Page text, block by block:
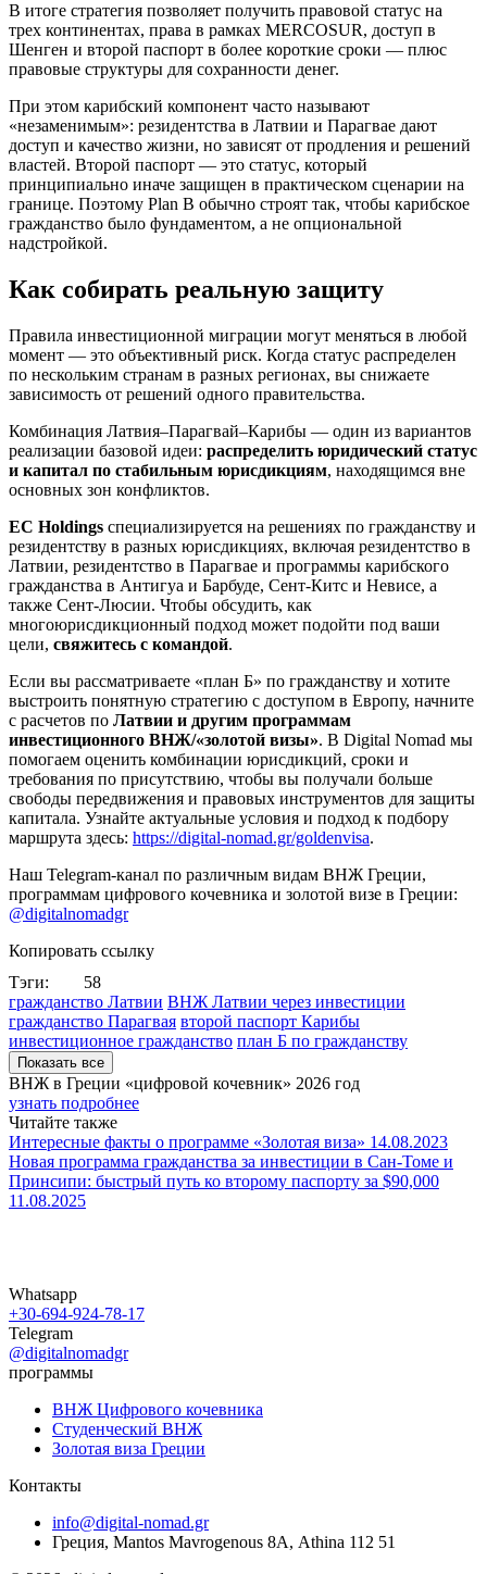
В итоге стратегия позволяет получить правовой статус на
трех континентах, права в рамках MERCOSUR, доступ в
Шенген и второй паспорт в более короткие сроки — плюс
правовые структуры для сохранности денег.
При этом карибский компонент часто называют
«незаменимым»: резидентства в Латвии и Парагвае дают
доступ и качество жизни, но зависят от продления и решений
властей. Второй паспорт — это статус, который
принципиально иначе защищен в практическом сценарии на
границе. Поэтому Plan B обычно строят так, чтобы карибское
гражданство было фундаментом, а не опциональной
надстройкой.
Как собирать реальную защиту
Правила инвестиционной миграции могут меняться в любой
момент — это объективный риск. Когда статус распределен
по нескольким странам в разных регионах, вы снижаете
зависимость от решений одного правительства.
Комбинация Латвия–Парагвай–Карибы — один из вариантов
реализации базовой идеи: распределить юридический статус
и капитал по стабильным юрисдикциям, находящимся вне
основных зон конфликтов.
EC Holdings специализируется на решениях по гражданству и
резидентству в разных юрисдикциях, включая резидентство в
Латвии, резидентство в Парагвае и программы карибского
гражданства в Антигуа и Барбуде, Сент-Китс и Невисе, а
также Сент-Люсии. Чтобы обсудить, как
многоюрисдикционный подход может подойти под ваши
цели, свяжитесь с командой.
Если вы рассматриваете «план Б» по гражданству и хотите
выстроить понятную стратегию с доступом в Европу, начните
с расчетов по Латвии и другим программам
инвестиционного ВНЖ/«золотой визы». В Digital Nomad мы
помогаем оценить комбинации юрисдикций, сроки и
требования по присутствию, чтобы вы получали больше
свободы передвижения и правовых инструментов для защиты
капитала. Узнайте актуальные условия и подход к подбору
маршрута здесь: https://digital-nomad.gr/goldenvisa.
Наш Telegram-канал по различным видам ВНЖ Греции,
программам цифрового кочевника и золотой визе в Греции:
@digitalnomadgr
Копировать ссылку
Тэги:
58
гражданство Латвии ВНЖ Латвии через инвестиции
гражданство Парагвая второй паспорт Карибы
инвестиционное гражданство план Б по гражданству
Показать все
ВНЖ в Греции «цифровой кочевник» 2026 год
узнать подробнее
Читайте также
Интересные факты о программе «Золотая виза» 14.08.2023
Новая программа гражданства за инвестиции в Сан-Томе и
Принсипи: быстрый путь ко второму паспорту за $90,000
11.08.2025
Whatsapp
+30-694-924-78-17
Telegram
@digitalnomadgr
программы
ВНЖ Цифрового кочевника
Студенческий ВНЖ
Золотая виза Греции
Контакты
info@digital-nomad.gr
Греция, Mantos Mavrogenous 8Α, Athina 112 51